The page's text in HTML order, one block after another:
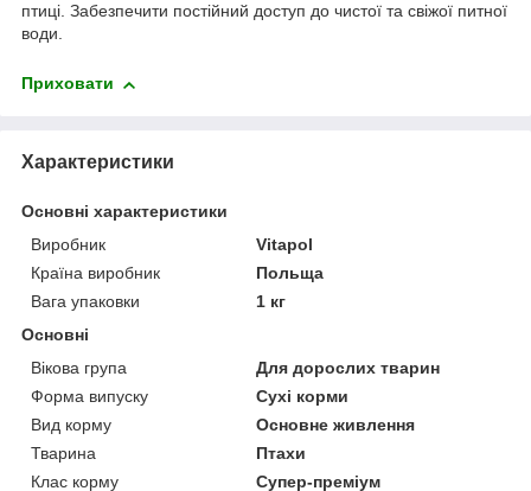
птиці. Забезпечити постійний доступ до чистої та свіжої питної
води.
Приховати
Характеристики
Основні характеристики
Виробник
Vitapol
Країна виробник
Польща
Вага упаковки
1 кг
Основні
Вікова група
Для дорослих тварин
Форма випуску
Сухі корми
Вид корму
Основне живлення
Тварина
Птахи
Клас корму
Супер-преміум